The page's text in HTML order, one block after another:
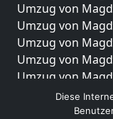
Umzug von
Umzug von
Umzug von
Umzug von
Umzug von
Umzug von
Umzug von
Diese